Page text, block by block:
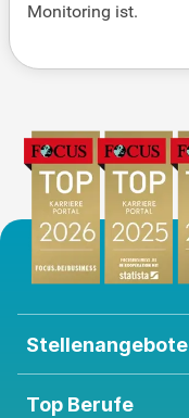
Monitoring ist.
Stellenangebote
Top Berufe